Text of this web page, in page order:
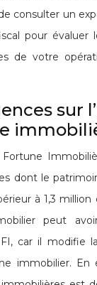
consulter un
pour évaluer
de votre
sur
Fortune
dont le
à 1,3 million
peut
car il modifie
immobilier.